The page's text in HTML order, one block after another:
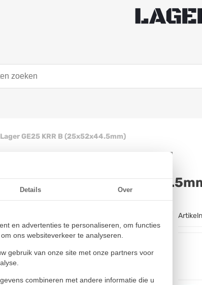
GE25 KRR B (25x52x44.5mm)
Details Over
en advertenties te personaliseren, om functies
ons websiteverkeer te analyseren.
gebruik van onze site met onze partners voor
combineren met andere informatie die u
GE25 KRR B